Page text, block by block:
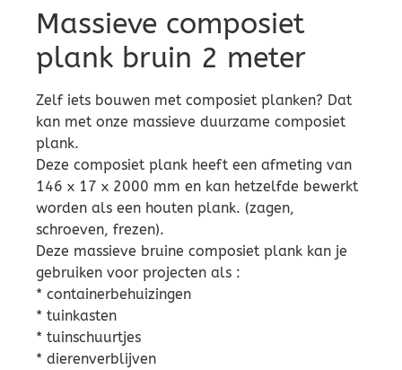
Massieve composiet
plank bruin 2 meter
Zelf iets bouwen met composiet planken? Dat
kan met onze massieve duurzame composiet
plank.
Deze composiet plank heeft een afmeting van
146 x 17 x 2000 mm en kan hetzelfde bewerkt
worden als een houten plank. (zagen,
schroeven, frezen).
Deze massieve bruine composiet plank kan je
gebruiken voor projecten als :
* containerbehuizingen
* tuinkasten
* tuinschuurtjes
* dierenverblijven